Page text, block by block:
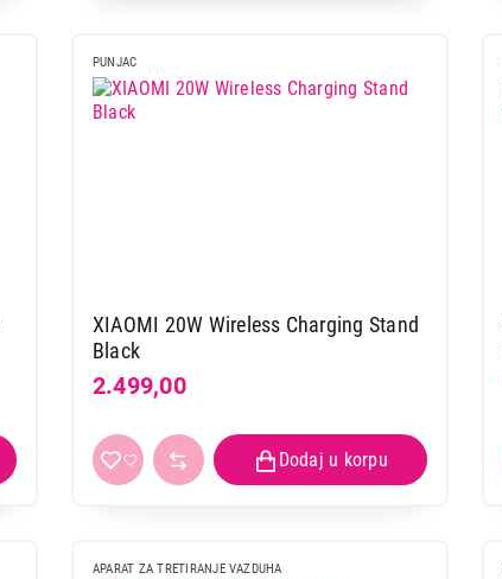
PUNJAC
XIAOMI 20W Wireless Charging Stand
Black
2.499,00
APARAT ZA TRETIRANJE VAZDUHA